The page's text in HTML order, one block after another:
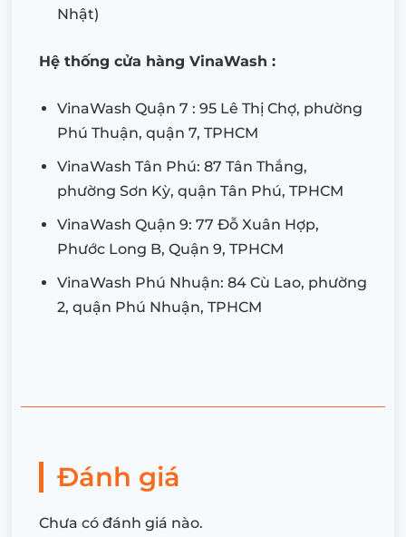
Nhật)
Hệ thống cửa hàng VinaWash :
VinaWash Quận 7 : 95 Lê Thị Chợ, phường
Phú Thuận, quận 7, TPHCM
VinaWash Tân Phú: 87 Tân Thắng,
phường Sơn Kỳ, quận Tân Phú, TPHCM
VinaWash Quận 9: 77 Đỗ Xuân Hợp,
Phước Long B, Quận 9, TPHCM
VinaWash Phú Nhuận: 84 Cù Lao, phường
2, quận Phú Nhuận, TPHCM
Đánh giá
Chưa có đánh giá nào.